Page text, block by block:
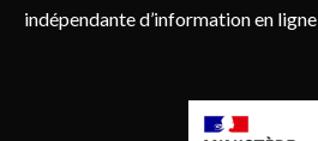
indépendante d’information en ligne